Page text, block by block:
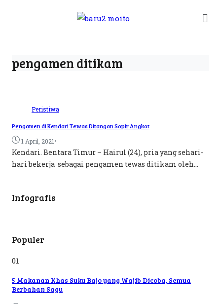
pengamen ditikam
Peristiwa
Pengamen di Kendari Tewas Ditangan Sopir Angkot
1 April, 2021•
Kendari. Bentara Timur – Hairul (24), pria yang sehari-
hari bekerja sebagai pengamen tewas ditikam oleh...
Infografis
Populer
01
5 Makanan Khas Suku Bajo yang Wajib Dicoba, Semua
Berbahan Sagu